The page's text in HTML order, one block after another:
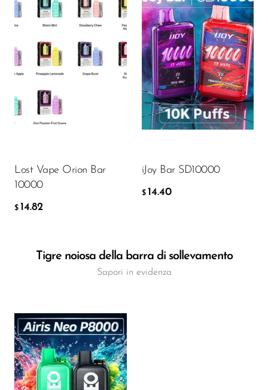
Lost Vape Orion Bar
10000
$ 14.82
Flavor
$ 14.82
iJoy Bar SD10000
$ 14.40
Flavor
$14.40
Tigre noiosa della barra di sollevamento
Sapori in evidenza
Flavor